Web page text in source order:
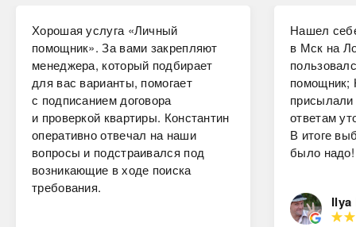
Хорошая услуга «Личный
помощник». За вами закрепляют
менеджера, который подбирает
для вас варианты, помогает
с подписанием договора
и проверкой квартиры. Константин
оперативно отвечал на наши
вопросы и подстраивался под
возникающие в ходе поиска
требования.
Нашел
в Мск на
помощник;
ответам
В итоге
было надо!
Ilya